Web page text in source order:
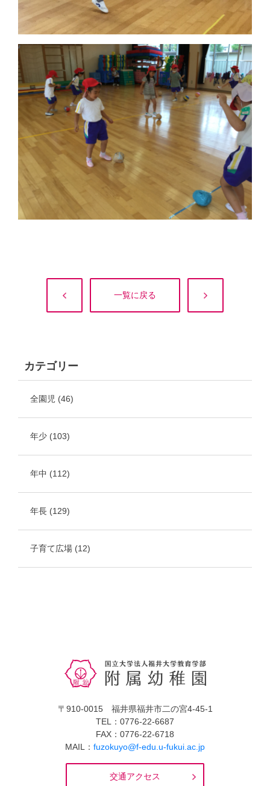
一覧に戻る
カテゴリー
全園児 (46)
年少 (103)
年中 (112)
年長 (129)
子育て広場 (12)
〒910-0015 福井県福井市二の宮4-45-1
TEL：0776-22-6687
FAX：0776-22-6718
MAIL： fuzokuyo@f-edu.u-fukui.ac.jp
交通アクセス